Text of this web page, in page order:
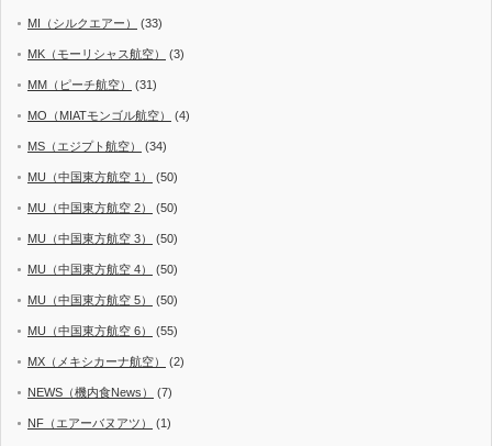
MI（シルクエアー） (33)
MK（モーリシャス航空） (3)
MM（ピーチ航空） (31)
MO（MIATモンゴル航空） (4)
MS（エジプト航空） (34)
MU（中国東方航空 1） (50)
MU（中国東方航空 2） (50)
MU（中国東方航空 3） (50)
MU（中国東方航空 4） (50)
MU（中国東方航空 5） (50)
MU（中国東方航空 6） (55)
MX（メキシカーナ航空） (2)
NEWS（機内食News） (7)
NF（エアーバヌアツ） (1)